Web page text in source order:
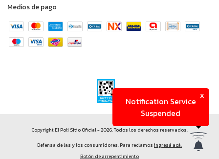
Medios de pago
Copyright El Poli Sitio Oficial - 2026. Todos los derechos reservados.
Defensa de las y los consumidores. Para reclamos ingresá acá.
Botón de arrepentimiento
x
Notification Service
Suspended